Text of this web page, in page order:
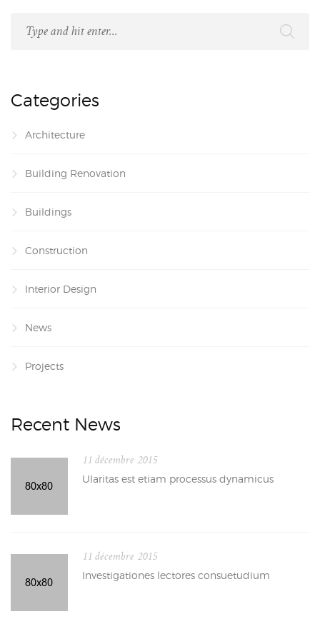
Categories
Architecture
Building Renovation
Buildings
Construction
Interior Design
News
Projects
Recent News
11 décembre 2015
Ularitas est etiam processus dynamicus
11 décembre 2015
Investigationes lectores consuetudium